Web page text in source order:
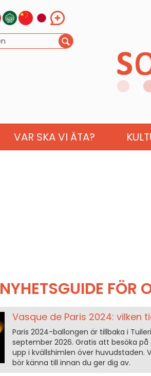
VAR SKA VI ÄTA?
NYHETSGUIDE FÖR
Vasque de Paris 2024: vilken
Paris 2024-ballongen är tillbaka i
september 2026. Gratis att besöka
upp i kvällshimlen över huvudstaden.
bör känna till innan du ger dig av.